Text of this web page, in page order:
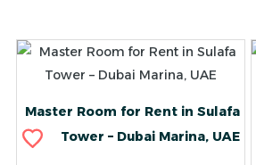
Master Room for Rent in Sulafa
Tower – Dubai Marina, UAE